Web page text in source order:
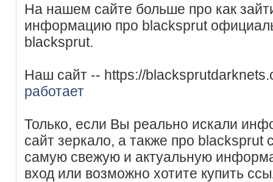
На нашем сайте больше про как
информацию про blacksprut
blacksprut.
Наш сайт -- https://
работает
Только, если Вы реально искали
сайт зеркало, а также про blacksprut
самую свежую и актуальную
вход или возможно хотите купить